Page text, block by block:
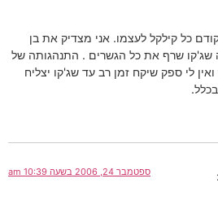
קודם כל קילקל לעצמו. אני מצדיק את בן
שג'קו שרף את כל הגשרים . התנהגותה של
ואין לי ספק שיקח זמן רב עד שג'קו יצליח
ספטמבר 24, 2006 בשעה 10:39 am